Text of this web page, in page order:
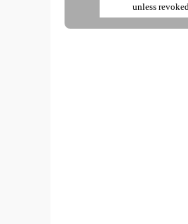
unless
IN WITNESS